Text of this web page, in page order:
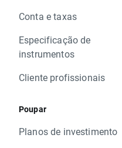
Conta e taxas
Especificação de
instrumentos
Cliente profissionais
Poupar
Planos de investimento